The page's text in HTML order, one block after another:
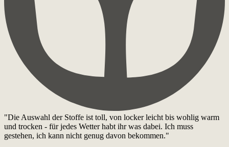
"Die Auswahl der Stoffe ist toll, von locker leicht bis wohlig warm
und trocken - für jedes Wetter habt ihr was dabei. Ich muss
gestehen, ich kann nicht genug davon bekommen."